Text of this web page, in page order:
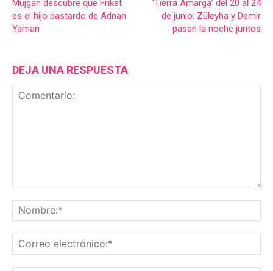
Müjgan descubre que Friket
es el hijo bastardo de Adnan
Yaman
‘Tierra Amarga’ del 20 al 24
de junio: Züleyha y Demir
pasan la noche juntos
DEJA UNA RESPUESTA